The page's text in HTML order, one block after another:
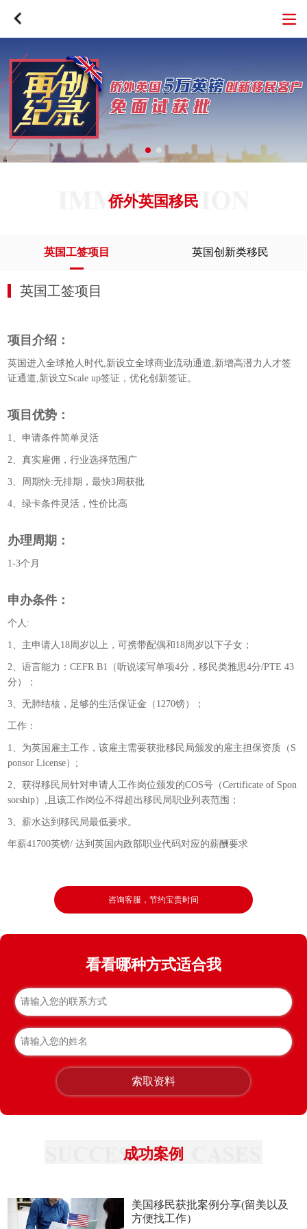
侨外英国移民
英国工签项目 英国创新类移民
英国工签项目
项目介绍：
英国进入全球抢人时代,新设立全球商业流动通道,新增高潜力人才签
证通道,新设立Scale up签证，优化创新签证。
项目优势：
1、申请条件简单灵活
2、真实雇佣，行业选择范围广
3、周期快:无排期，最快3周获批
4、绿卡条件灵活，性价比高
办理周期：
1-3个月
申办条件：
个人:
1、主申请人18周岁以上，可携带配偶和18周岁以下子女；
2、语言能力：CEFR B1（听说读写单项4分，移民类雅思4分/PTE 43
分）；
3、无肺结核，足够的生活保证金（1270镑）；
工作：
1、为英国雇主工作，该雇主需要获批移民局颁发的雇主担保资质（S
ponsor License）;
2、获得移民局针对申请人工作岗位颁发的COS号（Certificate of Spon
sorship）,且该工作岗位不得超出移民局职业列表范围；
3、薪水达到移民局最低要求。
年薪41700英镑/ 达到英国内政部职业代码对应的薪酬要求
咨询客服，节约宝贵时间
看看哪种方式适合我
索取资料
成功案例
美国移民获批案例分享(留美以及
方便找工作）